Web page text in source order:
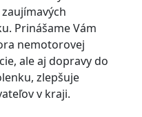
Prinášame Vám
nemotorovej
ale aj dopravy do
zlepšuje
v kraji.